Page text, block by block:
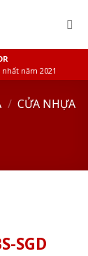
năm 2021
/ CỬA NHỰA
SGD